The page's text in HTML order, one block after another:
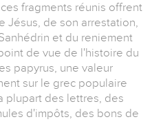
fragments réunis offrent
Jésus, de son arrestation,
et du reniement
de vue de l'histoire du
papyrus, une valeur
sur le grec populaire
plupart des lettres, des
d'impôts, des bons de